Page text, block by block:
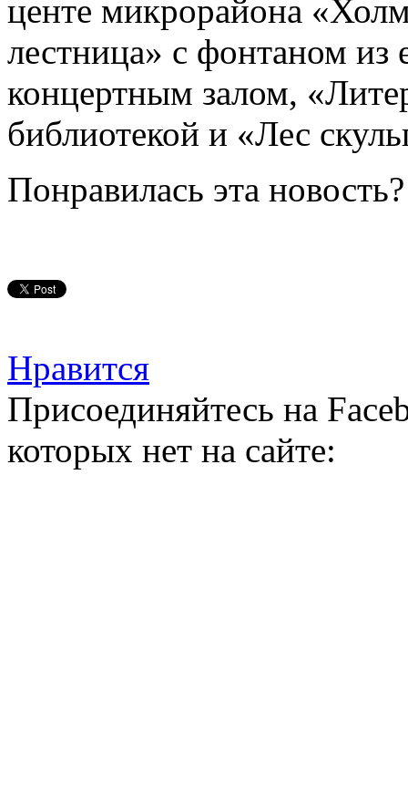
центе микрорайона
лестница» с фонтаном из
концертным залом,
библиотекой и «Лес
Понравилась эта
Нравится
Присоединяйтесь на
которых нет на сайте: